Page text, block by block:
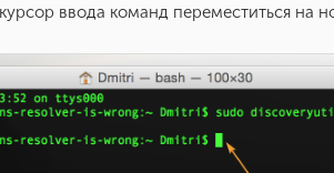
ввода команд переместиться на